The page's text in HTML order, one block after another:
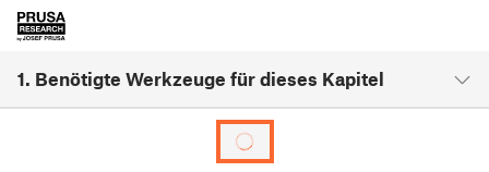
1. Benötigte Werkzeuge für dieses Kapitel